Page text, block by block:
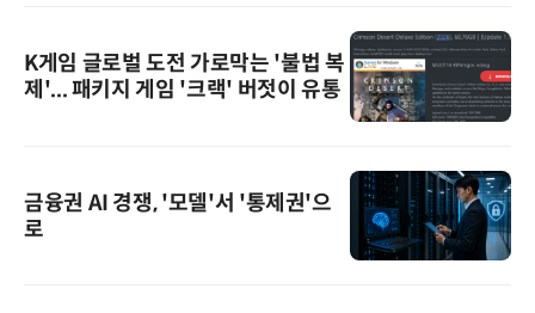
K게임 글로벌 도전 가로막는 '불법 복
제'... 패키지 게임 '크랙' 버젓이 유통
금융권 AI 경쟁, '모델'서 '통제권'으
로